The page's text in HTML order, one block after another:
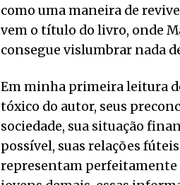
como uma maneira de
vem o título do livro, onde
consegue vislumbrar nada
Em minha primeira leitura
tóxico do autor, seus
sociedade, sua situação
possível, suas relações
representam perfeitamente